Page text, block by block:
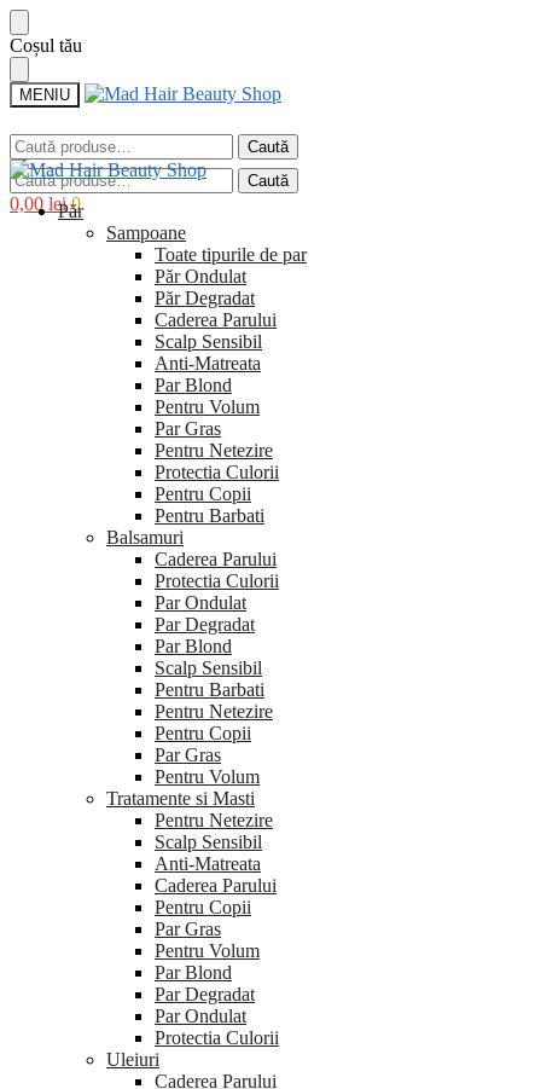
Sari
la
navigare
Sari
la
conținut
Coșul tău
MENIU
Caută
după:
Caută
0,00 lei 0
Caută
după:
Caută
Păr
Sampoane
Toate tipurile de par
Păr Ondulat
Păr Degradat
Caderea Parului
Scalp Sensibil
Anti-Matreata
Par Blond
Pentru Volum
Par Gras
Pentru Netezire
Protectia Culorii
Pentru Copii
Pentru Barbati
Balsamuri
Caderea Parului
Protectia Culorii
Par Ondulat
Par Degradat
Par Blond
Scalp Sensibil
Pentru Barbati
Pentru Netezire
Pentru Copii
Par Gras
Pentru Volum
Tratamente si Masti
Pentru Netezire
Scalp Sensibil
Anti-Matreata
Caderea Parului
Pentru Copii
Par Gras
Pentru Volum
Par Blond
Par Degradat
Par Ondulat
Protectia Culorii
Uleiuri
Caderea Parului